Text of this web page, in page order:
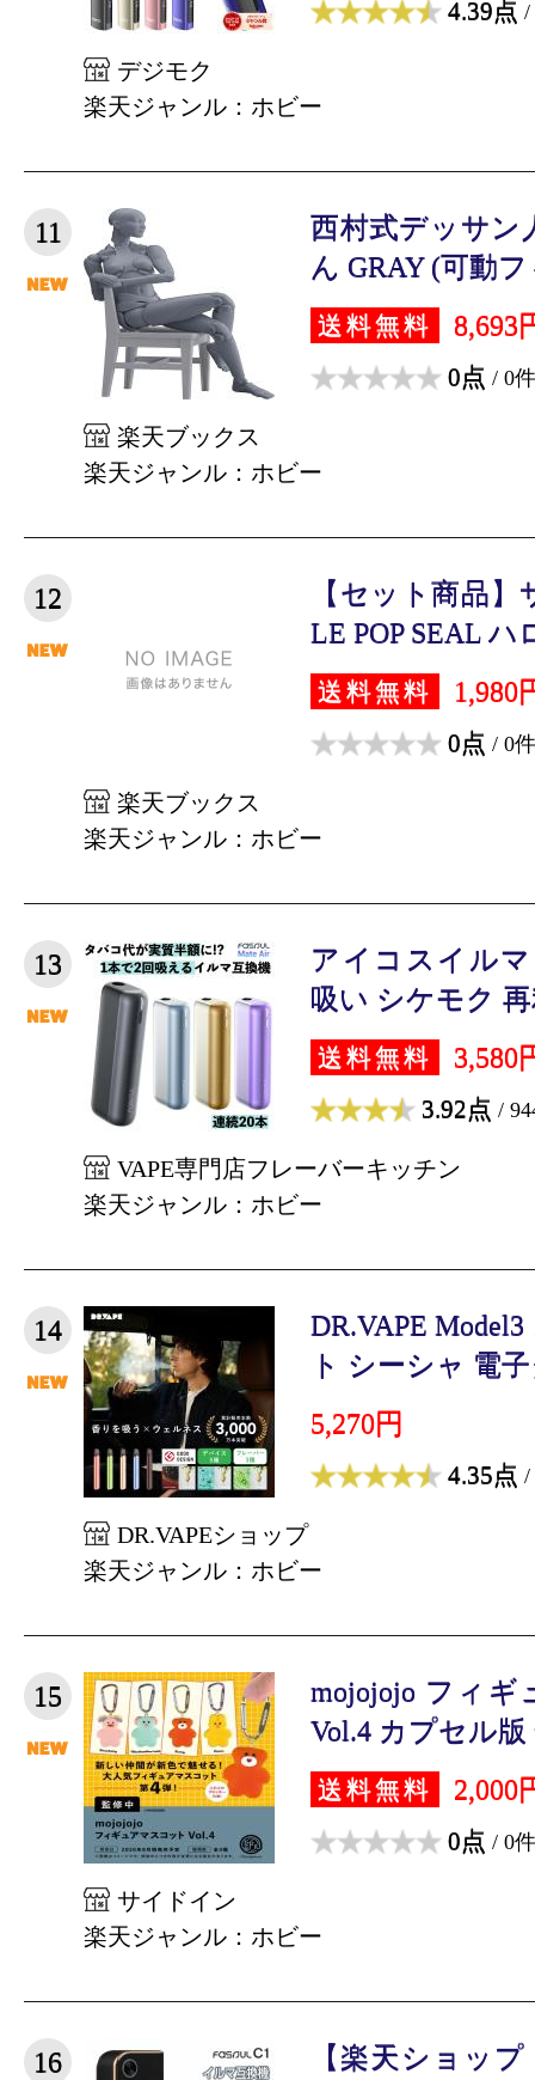
4.39点 /
デジモク
楽天ジャンル：ホビー
11
西村式デッサン
ん GRAY (可動
送料無料 8,693
0点 / 0件
楽天ブックス
楽天ジャンル：ホビー
12
【セット商品】
LE POP SEAL ハ
送料無料 1,980
0点 / 0件
楽天ブックス
楽天ジャンル：ホビー
13
アイコスイル
吸い シケモク
送料無料 3,580
3.92点 /
VAPE専門店フレーバーキッチン
楽天ジャンル：ホビー
14
DR.VAPE
ト シーシャ 電
5,270円
4.35点 /
DR.VAPEショップ
楽天ジャンル：ホビー
15
mojojojo フィ
Vol.4 カプセル版
送料無料 2,000
0点 / 0件
サイドイン
楽天ジャンル：ホビー
16
【楽天ショッ